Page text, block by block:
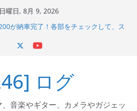
日曜日, 8月 9, 2026
しくなった
て、ガラスコーティング行って来た
ふるさと納税で KGR HARMONY 南部鉄
返礼品でもらえる！
ログ
音楽やギター、カメラやガジェッ